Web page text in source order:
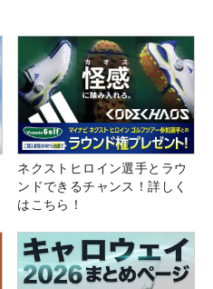
ネクストヒロイン選手とラウ
ンドできるチャンス！詳しく
はこちら！